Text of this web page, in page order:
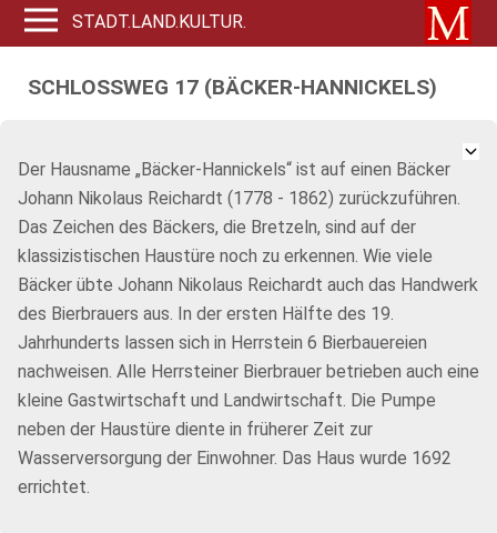
STADT.LAND.KULTUR.
SCHLOSSWEG 17 (BÄCKER-HANNICKELS)
Der Hausname „Bäcker-Hannickels“ ist auf einen Bäcker
Johann Nikolaus Reichardt (1778 - 1862) zurückzuführen.
Das Zeichen des Bäckers, die Bretzeln, sind auf der
klassizistischen Haustüre noch zu erkennen. Wie viele
Bäcker übte Johann Nikolaus Reichardt auch das Handwerk
des Bierbrauers aus. In der ersten Hälfte des 19.
Jahrhunderts lassen sich in Herrstein 6 Bierbauereien
nachweisen. Alle Herrsteiner Bierbrauer betrieben auch eine
kleine Gastwirtschaft und Landwirtschaft. Die Pumpe
neben der Haustüre diente in früherer Zeit zur
Wasserversorgung der Einwohner. Das Haus wurde 1692
errichtet.